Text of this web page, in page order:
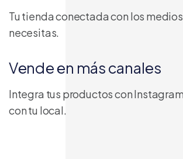
Tu tienda conectada con los
necesitas.
Vende en más canales
Integra tus productos con
con tu local.